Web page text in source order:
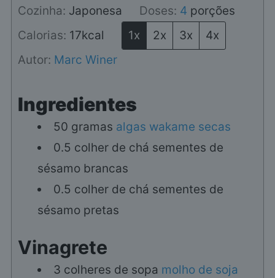
Cozinha: Japonesa Doses: 4 porções
Calorias: 17kcal 1x 2x 3x
4x
Autor: Marc Winer
Ingredientes
50 gramas algas wakame secas
0.5 colher de chá sementes de
sésamo brancas
0.5 colher de chá sementes de
sésamo pretas
Vinagrete
3 colheres de sopa molho de soja